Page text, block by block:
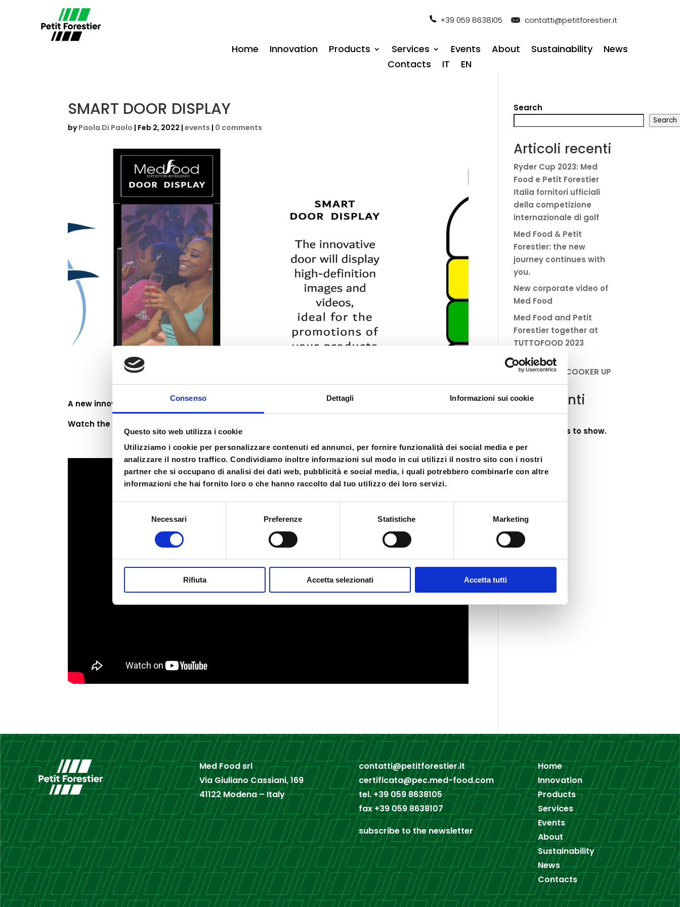
Consenso Dettagli Informazioni sui cookie
Questo sito web utilizza i cookie
Utilizziamo i cookie per personalizzare contenuti ed annunci, per fornire funzionalità dei social media e per
analizzare il nostro traffico. Condividiamo inoltre informazioni sul modo in cui utilizzi il nostro sito con i nostri
partner che si occupano di analisi dei dati web, pubblicità e social media, i quali potrebbero combinarle con altre
informazioni che hai fornito loro o che hanno raccolto dal tuo utilizzo dei loro servizi.
Necessari Preferenze Statistiche Marketing
Rifiuta Accetta selezionati Accetta tutti
+39 059 8638105 contatti@petitforestier.it
Home Innovation Products Services Events About Sustainability
News
Contacts
IT EN
SMART DOOR DISPLAY
byPaola Di Paolo | Feb 2, 2022 |events | 0 comments
A new innovation is coming to Med Food: STAY TUNED!
Watch the video in preview:
Search
Search
Articoli recenti
Ryder Cup 2023: Med
Food e Petit Forestier
Italia fornitori ufficiali
della competizione
internazionale di golf
Med Food & Petit
Forestier: the new
journey continues with
you.
New corporate video of
Med Food
Med Food and Petit
Forestier together at
TUTTOFOOD 2023
DRESS YOUR
CARDBOARD COOKER UP
Commenti
recenti
No comments to show.
Med Food srl
Via Giuliano Cassiani, 169
41122 Modena – Italy
contatti@petitforestier.it
certificata@pec.med-food.com
tel.+39 059 8638105
fax+39 059 8638107
subscribe to the newsletter
Home
Innovation
Products
Services
Events
About
Sustainability
News
Contacts